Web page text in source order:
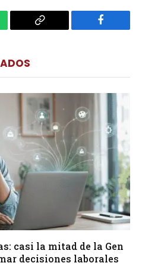
Copy
Facebook
casi la mitad de la Gen
decisiones laborales